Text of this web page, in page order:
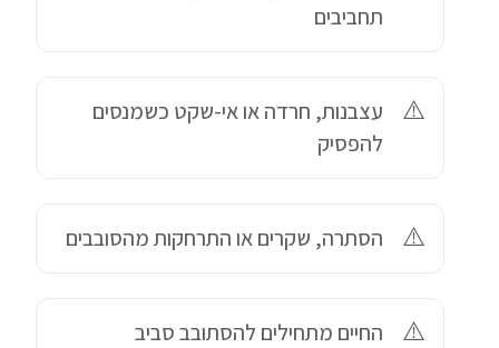
תחביבים
עצבנות, חרדה או אי-שקט כשמנסים
להפסיק
הסתרה, שקרים או התרחקות מהסובבים
החיים מתחילים להסתובב סביב